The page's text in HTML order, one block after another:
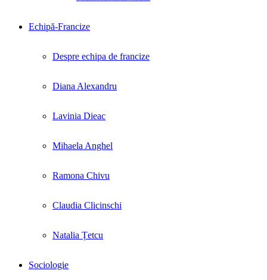
Echipă-Francize
Despre echipa de francize
Diana Alexandru
Lavinia Dieac
Mihaela Anghel
Ramona Chivu
Claudia Clicinschi
Natalia Țetcu
Sociologie